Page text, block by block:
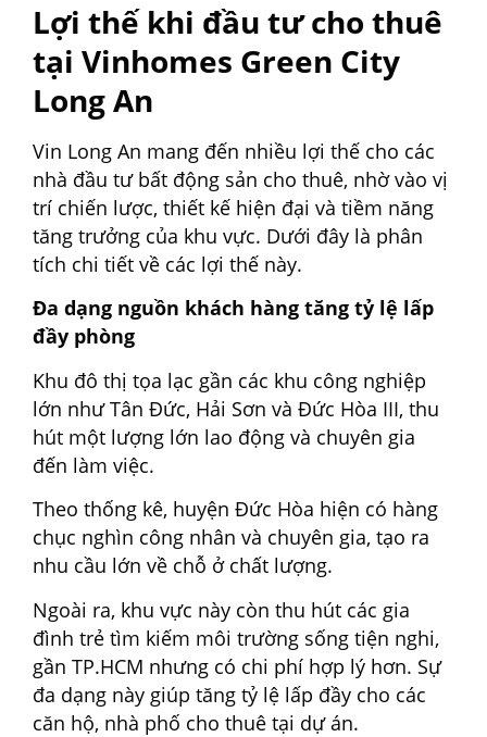
Lợi thế khi đầu tư cho thuê
tại Vinhomes Green City
Long An
Vin Long An mang đến nhiều lợi thế cho các
nhà đầu tư bất động sản cho thuê, nhờ vào vị
trí chiến lược, thiết kế hiện đại và tiềm năng
tăng trưởng của khu vực. Dưới đây là phân
tích chi tiết về các lợi thế này.
Đa dạng nguồn khách hàng tăng tỷ lệ lấp
đầy phòng
Khu đô thị tọa lạc gần các khu công nghiệp
lớn như Tân Đức, Hải Sơn và Đức Hòa III, thu
hút một lượng lớn lao động và chuyên gia
đến làm việc.
Theo thống kê, huyện Đức Hòa hiện có hàng
chục nghìn công nhân và chuyên gia, tạo ra
nhu cầu lớn về chỗ ở chất lượng.
Ngoài ra, khu vực này còn thu hút các gia
đình trẻ tìm kiếm môi trường sống tiện nghi,
gần TP.HCM nhưng có chi phí hợp lý hơn. Sự
đa dạng này giúp tăng tỷ lệ lấp đầy cho các
căn hộ, nhà phố cho thuê tại dự án.